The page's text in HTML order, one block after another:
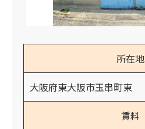
所在地
大阪府東大阪市玉串町東
賃料